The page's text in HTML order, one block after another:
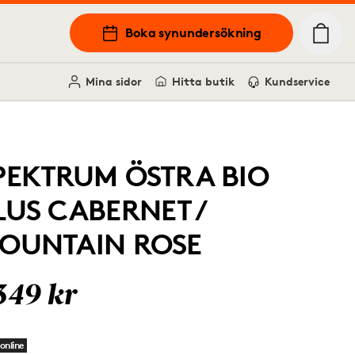
Boka synundersökning
Mina sidor Hitta butik Kundservice
ÖSTRA BIO
CABERNET /
ROSE
kr